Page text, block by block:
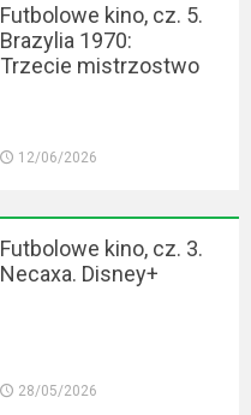
Futbolowe kino, cz. 5.
Brazylia 1970:
Trzecie mistrzostwo
12/06/2026
Futbolowe kino, cz. 3.
Necaxa. Disney+
28/05/2026